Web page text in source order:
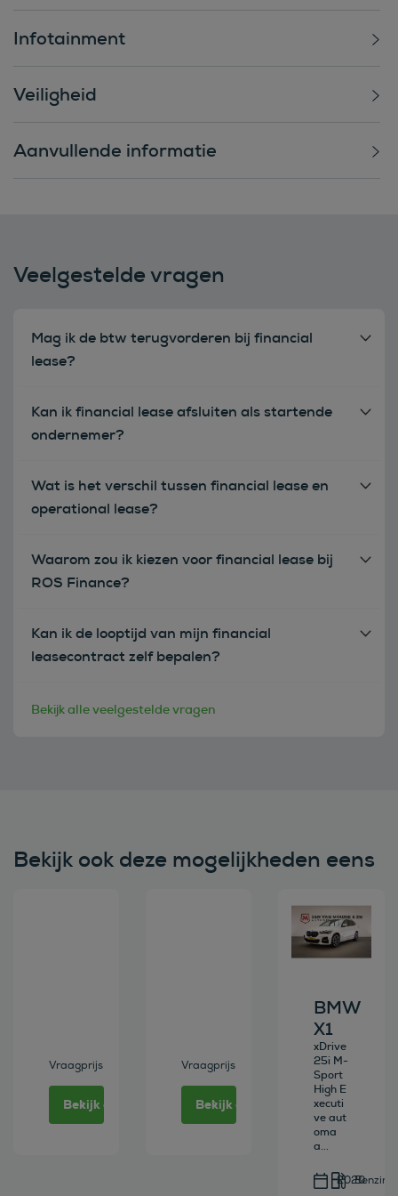
Infotainment
Veiligheid
Aanvullende informatie
Veelgestelde vragen
Mag ik de btw terugvorderen bij financial
lease?
Kan ik financial lease afsluiten als startende
ondernemer?
Wat is het verschil tussen financial lease en
operational lease?
Waarom zou ik kiezen voor financial lease bij
ROS Finance?
Kan ik de looptijd van mijn financial
leasecontract zelf bepalen?
Bekijk alle veelgestelde vragen
Bekijk ook deze mogelijkheden eens
Vraagprijs
Bekijk deze auto
Vraagprijs
Bekijk deze auto
Bekijk deze
BMW
X1
xDrive
25i M-
Sport
High E
xecuti
ve aut
oma
a...
2020Benzine